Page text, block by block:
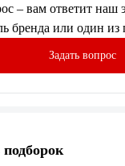
– вам ответит наш
бренда или один из
Задать вопрос